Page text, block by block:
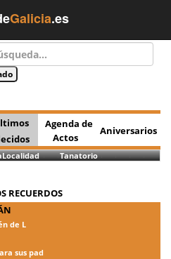
Galicia.es
Agenda de
Actos
Aniversarios
Localidad Tanatorio
RECUERDOS
de L
sus pad